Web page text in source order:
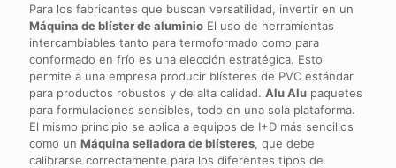
Para los fabricantes que buscan versatilidad, invertir en un
Máquina de blíster de aluminio El uso de herramientas
intercambiables tanto para termoformado como para
conformado en frío es una elección estratégica. Esto
permite a una empresa producir blísteres de PVC estándar
para productos robustos y de alta calidad. Alu Alu paquetes
para formulaciones sensibles, todo en una sola plataforma.
El mismo principio se aplica a equipos de I+D más sencillos
como un Máquina selladora de blísteres, que debe
calibrarse correctamente para los diferentes tipos de